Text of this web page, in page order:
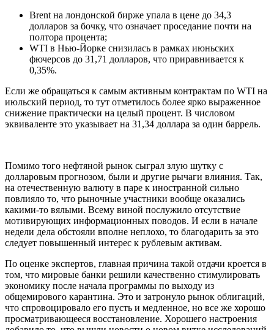
Brent на лондонской бирже упала в цене до 34,3
долларов за бочку, что означает проседание почти на
полтора процента;
WTI в Нью-Йорке снизилась в рамках июньских
фючерсов до 31,71 долларов, что приравнивается к
0,35%.
Если же обращаться к самым активным контрактам по WTI на
июльский период, то тут отметилось более ярко выраженное
снижение практически на целый процент. В числовом
эквиваленте это указывает на 31,34 доллара за один баррель.
Помимо того нефтяной рынок сыграл злую шутку с
долларовым прогнозом, были и другие рычаги влияния. Так,
на отечественную валюту в паре к иностранной сильно
повлияло то, что рыночные участники вообще оказались
какими-то вялыми. Всему виной послужило отсутствие
мотивирующих информационных поводов. И если в начале
недели дела обстояли вполне неплохо, то благодарить за это
следует повышенный интерес к рублевым активам.
По оценке экспертов, главная причина такой отдачи кроется в
том, что мировые банки решили качественно стимулировать
экономику после начала программы по выходу из
общемирового карантина. Это и затронуло рынок облигаций,
что спровоцировало его пусть и медленное, но все же хорошо
просматривающееся восстановление. Хорошего настроения